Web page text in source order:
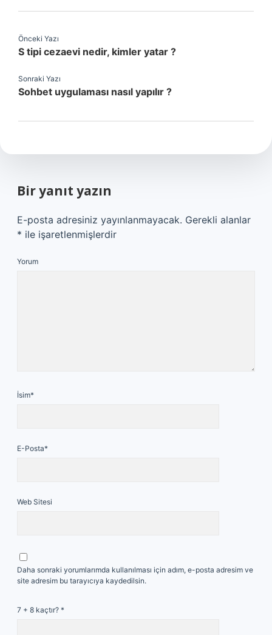
Önceki Yazı
S tipi cezaevi nedir, kimler yatar ?
Sonraki Yazı
Sohbet uygulaması nasıl yapılır ?
Bir yanıt yazın
E-posta adresiniz yayınlanmayacak. Gerekli alanlar
* ile işaretlenmişlerdir
Yorum
İsim*
E-Posta*
Web Sitesi
Daha sonraki yorumlarımda kullanılması için adım, e-posta adresim ve
site adresim bu tarayıcıya kaydedilsin.
7 + 8 kaçtır? *